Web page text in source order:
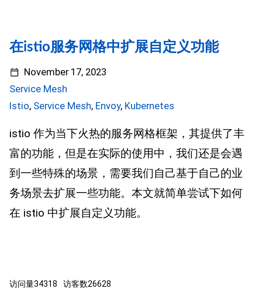
在istio服务网格中扩展自定义功能
November 17, 2023
Service Mesh
Istio, Service Mesh, Envoy, Kubernetes
istio 作为当下火热的服务网格框架，其提供了丰
富的功能，但是在实际的使用中，我们还是会遇
到一些特殊的场景，需要我们自己基于自己的业
务场景去扩展一些功能。本文就简单尝试下如何
在 istio 中扩展自定义功能。
访问量34318 访客数26628